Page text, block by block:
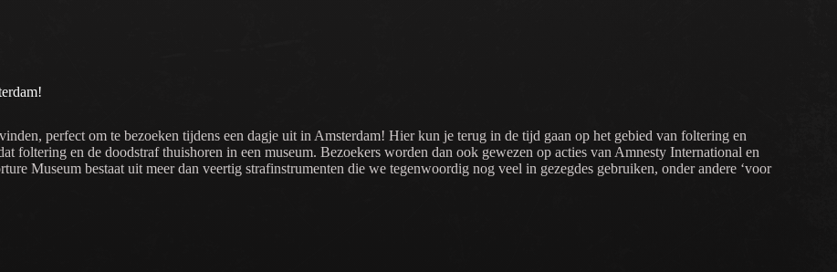
perfect om te bezoeken tijdens een dagje uit in Amsterdam! Hier kun je terug in de tijd gaan op het gebied van foltering en
foltering en de doodstraf thuishoren in een museum. Bezoekers worden dan ook gewezen op acties van Amnesty International en
Museum bestaat uit meer dan veertig strafinstrumenten die we tegenwoordig nog veel in gezegdes gebruiken, onder andere ‘voor